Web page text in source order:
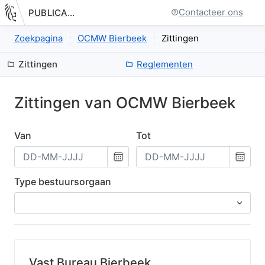
Nieuwe pagina: bestuurseenheid.zittingen.index
PUBLICATIE.GELINKT-NOTULEREN.VLAANDEREN.BE Contacteer ons
Zoekpagina OCMW Bierbeek Zittingen
Zittingen Reglementen
Zittingen van OCMW Bierbeek
Van
Kies
een
datum
Tot
Kies
een
datum
Type bestuursorgaan